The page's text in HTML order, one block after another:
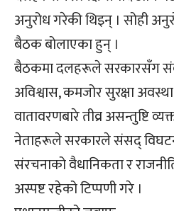
अनुरोध गरेकी थिइन् । सोही
बैठक बोलाएका हुन् ।
बैठकमा दलहरूले सरकारसँग
अविश्वास, कमजोर सुरक्षा
वातावरणबारे तीव्र असन्तुष्टि
नेताहरूले सरकारले संसद्
संरचनाको वैधानिकता र
अस्पष्ट रहेको टिप्पणी गरे ।